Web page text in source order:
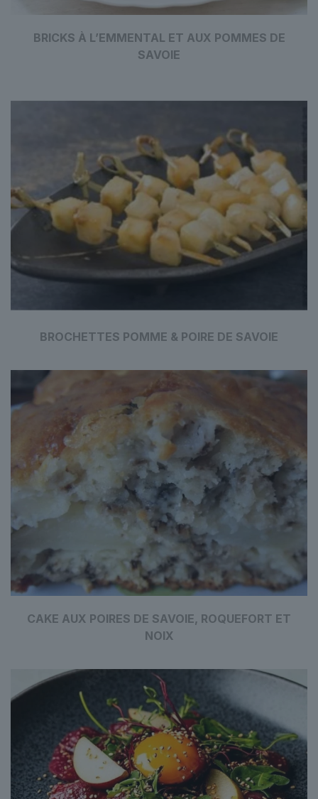
BRICKS À L’EMMENTAL ET AUX POMMES DE
SAVOIE
BROCHETTES POMME & POIRE DE SAVOIE
CAKE AUX POIRES DE SAVOIE, ROQUEFORT ET
NOIX